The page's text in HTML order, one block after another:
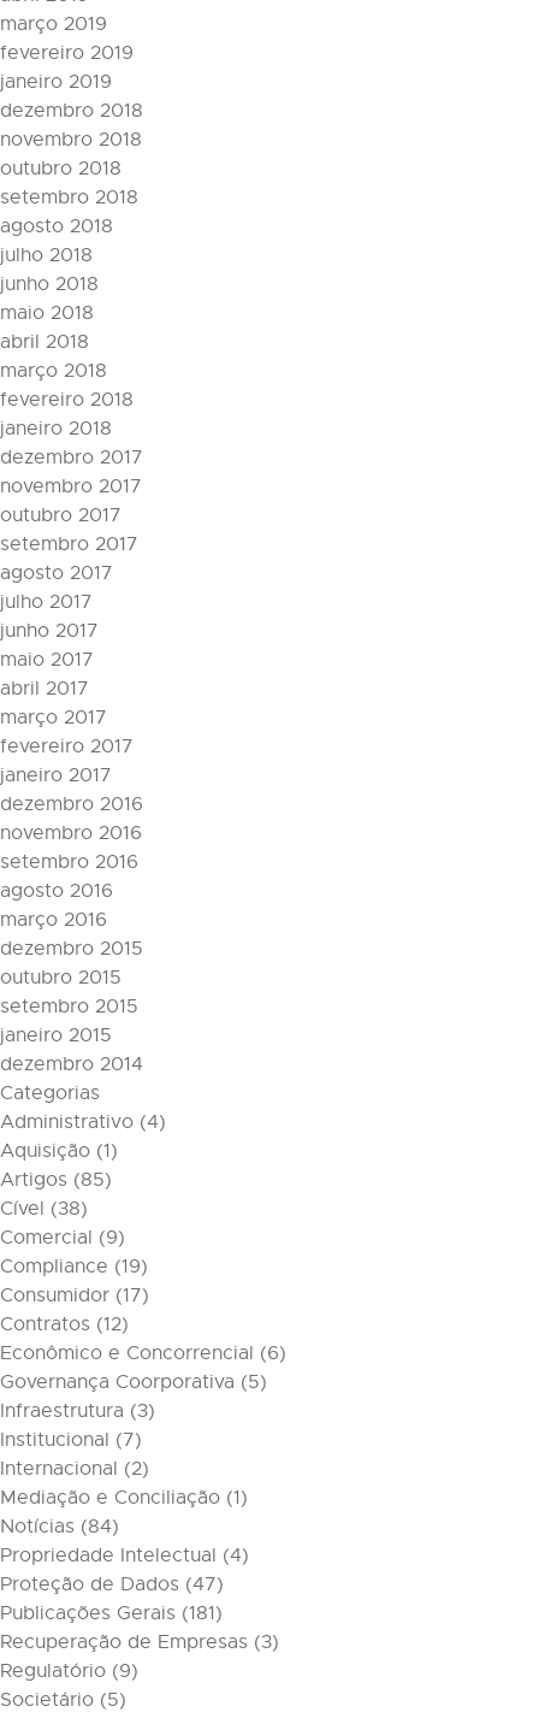
março 2019
fevereiro 2019
janeiro 2019
dezembro 2018
novembro 2018
outubro 2018
setembro 2018
agosto 2018
julho 2018
junho 2018
maio 2018
abril 2018
março 2018
fevereiro 2018
janeiro 2018
dezembro 2017
novembro 2017
outubro 2017
setembro 2017
agosto 2017
julho 2017
junho 2017
maio 2017
abril 2017
março 2017
fevereiro 2017
janeiro 2017
dezembro 2016
novembro 2016
setembro 2016
agosto 2016
março 2016
dezembro 2015
outubro 2015
setembro 2015
janeiro 2015
dezembro 2014
Categorias
Administrativo (4)
Aquisição (1)
Artigos (85)
Cível (38)
Comercial (9)
Compliance (19)
Consumidor (17)
Contratos (12)
Econômico e Concorrencial (6)
Governança Coorporativa (5)
Infraestrutura (3)
Institucional (7)
Internacional (2)
Mediação e Conciliação (1)
Notícias (84)
Propriedade Intelectual (4)
Proteção de Dados (47)
Publicações Gerais (181)
Recuperação de Empresas (3)
Regulatório (9)
Societário (5)